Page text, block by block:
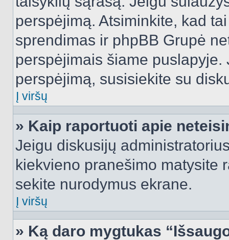
perspėjimą. Atsiminkite, kad
sprendimas ir phpBB Grupė
perspėjimais šiame
perspėjimą, susisiekite su
Į viršų
» Kaip raportuoti apie
Jeigu diskusijų
kiekvieno pranešimo matysite
sekite nurodymus ekrane.
Į viršų
» Ką daro mygtukas